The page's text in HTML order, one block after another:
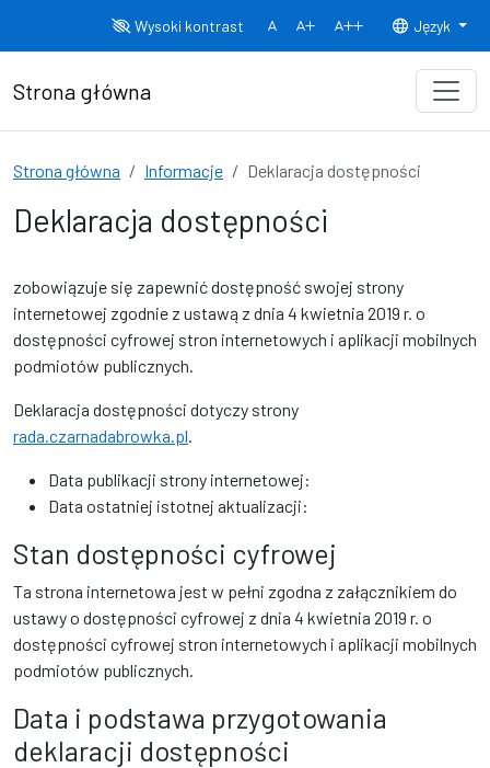
Wysoki kontrast
Normalny rozmiar czcionki
Rozmiar czcionki 150% Rozmiar
Język
Strona główna
Strona główna Informacje Deklaracja dostępności
Deklaracja dostępności
zobowiązuje się zapewnić dostępność swojej strony
internetowej zgodnie z ustawą z dnia 4 kwietnia 2019 r. o
dostępności cyfrowej stron internetowych i aplikacji mobilnych
podmiotów publicznych.
Deklaracja dostępności dotyczy strony
rada.czarnadabrowka.pl.
Data publikacji strony internetowej:
Data ostatniej istotnej aktualizacji:
Stan dostępności cyfrowej
Ta strona internetowa jest w pełni zgodna z załącznikiem do
ustawy o dostępności cyfrowej z dnia 4 kwietnia 2019 r. o
dostępności cyfrowej stron internetowych i aplikacji mobilnych
podmiotów publicznych.
Data i podstawa przygotowania
deklaracji dostępności